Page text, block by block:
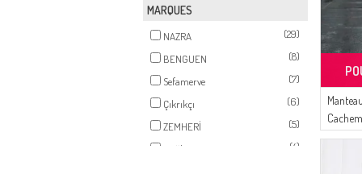
MARQUES
NAZRA
(29)
BENGUEN
(8)
Sefamerve
(7)
Çıkrıkçı
(6)
ZEMHERİ
(5)
Buğlem
(4)
02 Noir